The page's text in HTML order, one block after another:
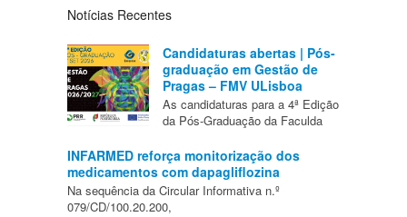
Notícias Recentes
Candidaturas abertas | Pós-
graduação em Gestão de
Pragas – FMV ULisboa
As candidaturas para a 4ª Edição
da Pós-Graduação da Faculda
INFARMED reforça monitorização dos
medicamentos com dapagliflozina
Na sequência da Circular Informativa n.º
079/CD/100.20.200,